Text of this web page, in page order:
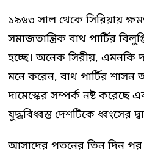
১৯৬৩ সাল থেকে সিরিয়ায়
সমাজতান্ত্রিক বাথ পার্টির
হচ্ছে। অনেক সিরীয়, এমনকি
মনে করেন, বাথ পার্টির
দামেস্কের সম্পর্ক নষ্ট করেছে
যুদ্ধবিধ্বস্ত দেশটিকে ধ্বংসের
আসাদের পতনের তিন দিন পর